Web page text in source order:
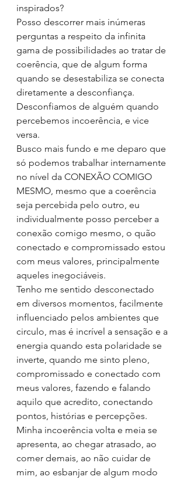
inspirados?
Posso descorrer mais inúmeras
perguntas a respeito da infinita
gama de possibilidades ao tratar de
coerência, que de algum forma
quando se desestabiliza se conecta
diretamente a desconfiança.
Desconfiamos de alguém quando
percebemos incoerência, e vice
versa.
Busco mais fundo e me deparo que
só podemos trabalhar internamente
no nível da CONEXÃO COMIGO
MESMO, mesmo que a coerência
seja percebida pelo outro, eu
individualmente posso perceber a
conexão comigo mesmo, o quão
conectado e compromissado estou
com meus valores, principalmente
aqueles inegociáveis.
Tenho me sentido desconectado
em diversos momentos, facilmente
influenciado pelos ambientes que
circulo, mas é incrível a sensação e a
energia quando esta polaridade se
inverte, quando me sinto pleno,
compromissado e conectado com
meus valores, fazendo e falando
aquilo que acredito, conectando
pontos, histórias e percepções.
Minha incoerência volta e meia se
apresenta, ao chegar atrasado, ao
comer demais, ao não cuidar de
mim, ao esbanjar de algum modo